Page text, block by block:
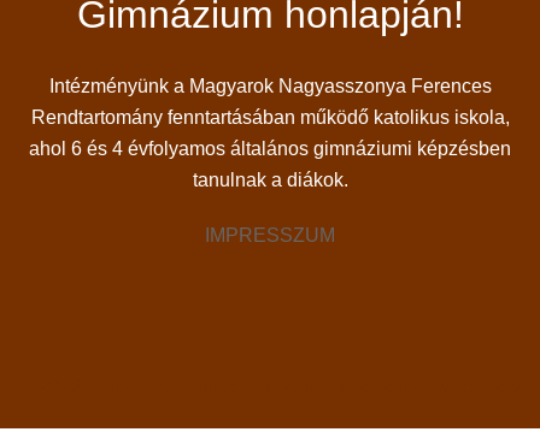
Gimnázium honlapján!
Intézményünk a Magyarok Nagyasszonya Ferences
Rendtartomány fenntartásában működő katolikus iskola,
ahol 6 és 4 évfolyamos általános gimnáziumi képzésben
tanulnak a diákok.
IMPRESSZUM